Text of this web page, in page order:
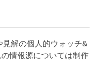
解の個人的ウォッチ&
情報源については制作